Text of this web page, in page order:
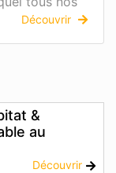
Découvrir
&
au
Découvrir